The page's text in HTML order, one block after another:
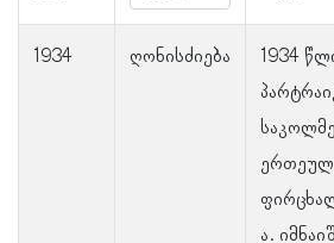
1934 ღონისძიება
1934
ა.